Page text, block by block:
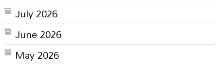
July 2026
June 2026
May 2026